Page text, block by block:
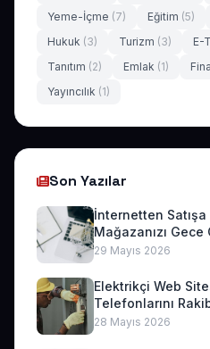
Yeme-İçme (7) Eğitim (5)
Hukuk (3) Turizm (3) E-
Tanıtım (2) Emlak (1)
Yayıncılık (1)
Son Yazılar
İnternetten
Mağazanızı Gece
29 Mayıs 2026
Elektrikçi Web
Telefonlarını
28 Mayıs 2026